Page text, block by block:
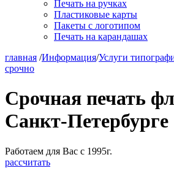
Печать на ручках
Пластиковые карты
Пакеты с логотипом
Печать на карандашах
главная /Информация/Услуги
срочно
Срочная печать
Санкт-Петербурге
Работаем для Вас с 1995г.
рассчитать